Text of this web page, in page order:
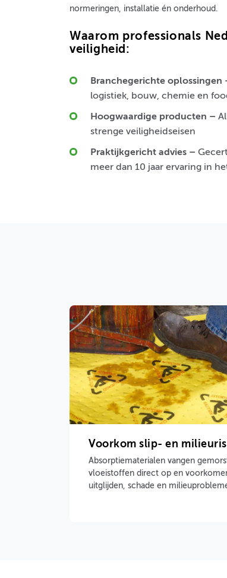
normeringen, installatie én onderhoud.
Waarom professionals
veiligheid:
Branchegerichte oplossingen
logistiek, bouw, chemie en
Hoogwaardige producten –
strenge veiligheidseisen
Praktijkgericht advies –
meer dan 10 jaar ervaring in
Voorkom slip- en
Absorptiematerialen vangen
vloeistoffen direct op en
uitglijden, schade en